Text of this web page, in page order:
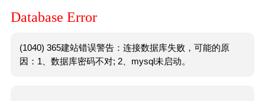
Database Error
(1040) 365建站错误警告：连接数据库失败，可能的原
因：1、数据库密码不对; 2、mysql未启动。